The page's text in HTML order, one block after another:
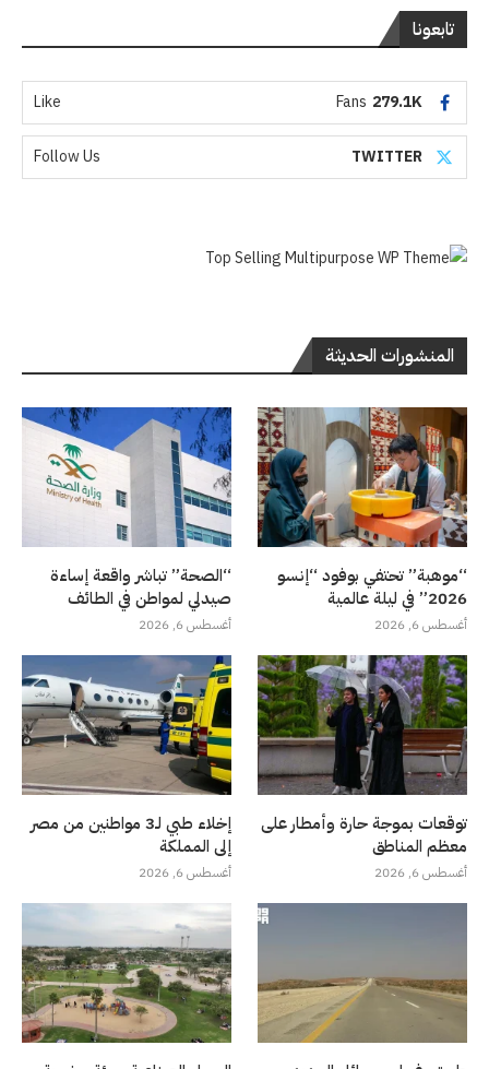
تابعونا
279.1K
Fans
Like
TWITTER
Follow Us
المنشورات الحديثة
“موهبة” تحتفي بوفود “إنسو
2026” في ليلة عالمية
أغسطس 6, 2026
“الصحة” تباشر واقعة إساءة
صيدلي لمواطن في الطائف
أغسطس 6, 2026
توقعات بموجة حارة وأمطار على
معظم المناطق
أغسطس 6, 2026
إخلاء طبي لـ3 مواطنين من مصر
إلى المملكة
أغسطس 6, 2026